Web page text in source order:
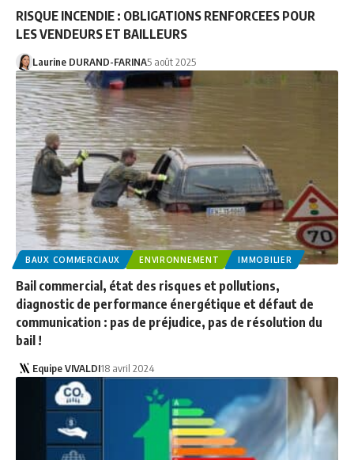
RISQUE INCENDIE : OBLIGATIONS RENFORCEES POUR
LES VENDEURS ET BAILLEURS
Laurine DURAND-FARINA5 août 2025
BAUX COMMERCIAUX ENVIRONNEMENT IMMOBILIER
Bail commercial, état des risques et pollutions,
diagnostic de performance énergétique et défaut de
communication : pas de préjudice, pas de résolution du
bail !
Equipe VIVALDI18 avril 2024